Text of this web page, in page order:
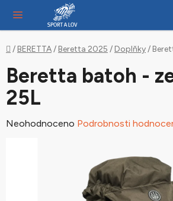
obsah
Domů
/ BERETTA/ Beretta 2025 / Doplňky/
Beretta batoh -
25L
Průměrné
Neohodnoceno Podrobnosti